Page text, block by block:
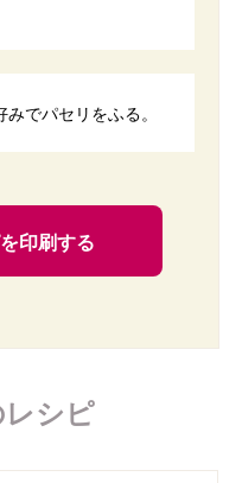
でパセリをふる。
印刷する
シピ